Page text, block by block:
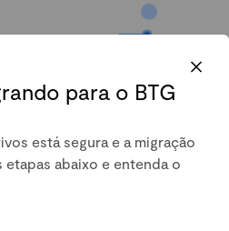
da
para o BTG
está segura e a migração
etapas abaixo e entenda o